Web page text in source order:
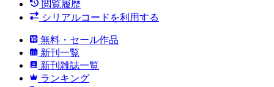
閲覧履歴
シリアルコードを利用する
無料・セール作品
新刊一覧
新刊雑誌一覧
ランキング